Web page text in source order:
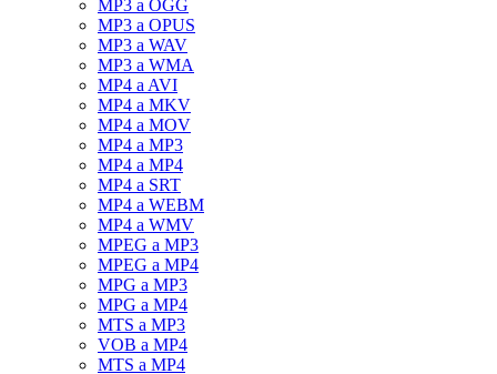
MP3 a OGG
MP3 a OPUS
MP3 a WAV
MP3 a WMA
MP4 a AVI
MP4 a MKV
MP4 a MOV
MP4 a MP3
MP4 a MP4
MP4 a SRT
MP4 a WEBM
MP4 a WMV
MPEG a MP3
MPEG a MP4
MPG a MP3
MPG a MP4
MTS a MP3
VOB a MP4
MTS a MP4